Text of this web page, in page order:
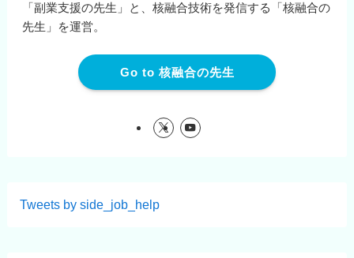
「副業支援の先生」と、核融合技術を発信する「核融合の
先生」を運営。
Go to 核融合の先生
Tweets by side_job_help